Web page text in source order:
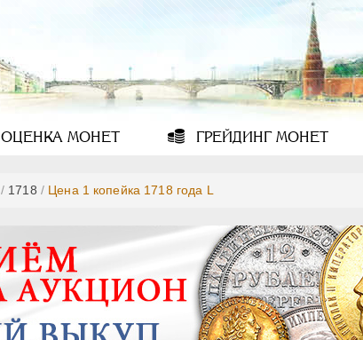
ОЦЕНКА МОНЕТ ГРЕЙДИНГМОНЕТ
/ 1718 / Цена 1 копейка 1718 года L